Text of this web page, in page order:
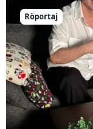
Röportaj